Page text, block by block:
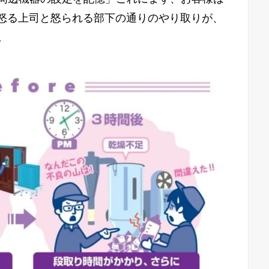
上司と怒られる部下の通りのやり取りが、